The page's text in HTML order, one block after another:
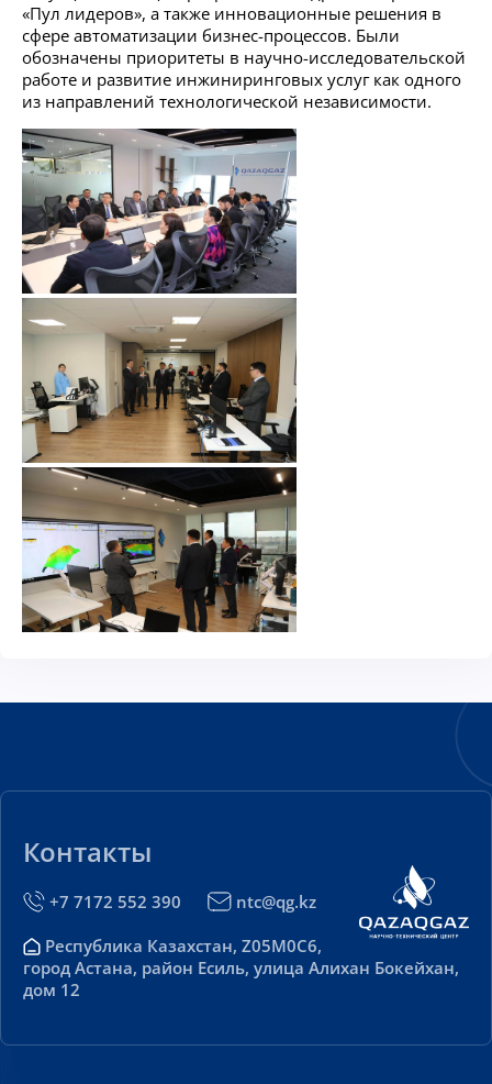
«Пул лидеров», а также инновационные решения в
сфере автоматизации бизнес-процессов. Были
обозначены приоритеты в научно-исследовательской
работе и развитие инжиниринговых услуг как одного
из направлений технологической независимости.
Контакты
+7 7172 552 390 ntc@qg.kz
Республика Казахстан, Z05M0C6,
город Астана, район Есиль, улица Алихан Бокейхан,
дом 12